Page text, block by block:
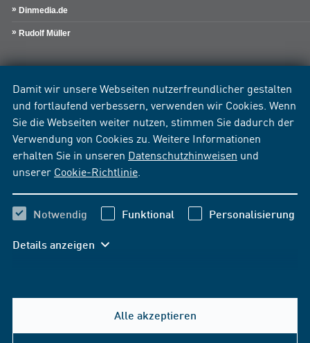
Damit wir unsere Webseiten nutzerfreundlicher gestalten
und fortlaufend verbessern, verwenden wir Cookies. Wenn
Sie die Webseiten weiter nutzen, stimmen Sie dadurch der
Verwendung von Cookies zu. Weitere Informationen
erhalten Sie in unseren Datenschutzhinweisen und
unserer Cookie-Richtlinie
Notwendig Funktional Personalisierung
Details anzeigen
Alle akzeptieren
Dinmedia.de
Rudolf Müller
Hilfe & Kontakt